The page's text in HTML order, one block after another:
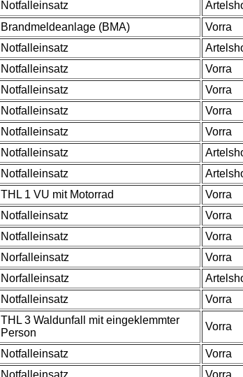
Notfalleinsatz
Brandmeldeanlage (BMA)
Vorra
Notfalleinsatz
Notfalleinsatz
Vorra
Notfalleinsatz
Vorra
Notfalleinsatz
Vorra
Notfalleinsatz
Vorra
Notfalleinsatz
Notfalleinsatz
THL 1 VU mit Motorrad
Vorra
Notfalleinsatz
Vorra
Notfalleinsatz
Vorra
Norfalleinsatz
Vorra
Norfalleinsatz
Notfalleinsatz Vorra
THL 3 Waldunfall mit eingeklemmter
Person
Vorra
Notfalleinsatz
Vorra
Notfalleinsatz
Vorra